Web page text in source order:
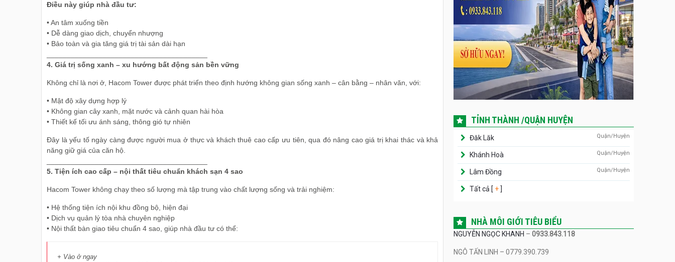
Điều này giúp nhà đầu tư:
• An tâm xuống tiền
• Dễ dàng giao dịch, chuyển nhượng
• Bảo toàn và gia tăng giá trị tài sản dài hạn
4. Giá trị sống xanh – xu hướng bất động sản bền vững
Không chỉ là nơi ở, Hacom Tower được phát triển theo định hướng không gian sống xanh – cân bằng – nhân văn, với:
• Mật độ xây dựng hợp lý
• Không gian cây xanh, mặt nước và cảnh quan hài hòa
• Thiết kế tối ưu ánh sáng, thông gió tự nhiên
Đây là yếu tố ngày càng được người mua ở thực và khách thuê cao cấp ưu tiên, qua đó nâng cao giá trị khai thác và khả
năng giữ giá của căn hộ.
5. Tiện ích cao cấp – nội thất tiêu chuẩn khách sạn 4 sao
Hacom Tower không chạy theo số lượng mà tập trung vào chất lượng sống và trải nghiệm:
• Hệ thống tiện ích nội khu đồng bộ, hiện đại
• Dịch vụ quản lý tòa nhà chuyên nghiệp
• Nội thất bàn giao tiêu chuẩn 4 sao, giúp nhà đầu tư có thể:
+ Vào ở ngay
TỈNH THÀNH /QUẬN HUYỆN
Đăk Lăk Quận/Huyện
Khánh Hoà Quận/Huyện
Lâm Đồng Quận/Huyện
Tất cả [ +]
NHÀ MÔI GIỚI TIÊU BIỂU
NGUYỄN NGỌC KHANH –0933.843.118
NGÔ TẤN LINH – 0779.390.739